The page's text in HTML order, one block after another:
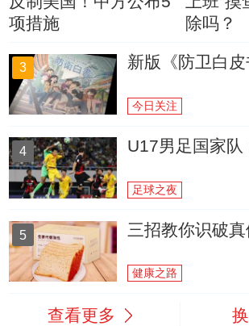
项措施
除吗？
3 新版《防卫白
今日关注
4 U17男足国家队
足球之夜
5 三招教你识破
健康之路
查看更多